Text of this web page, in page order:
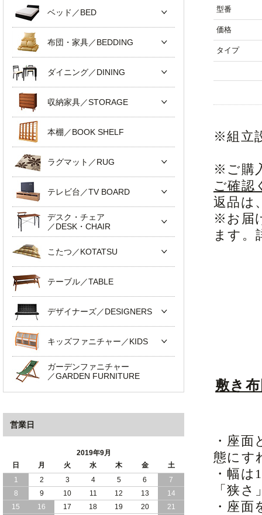
型番
価格
タイプ
※組立
※ご購
ご確認
返品は
※お届
ます。
敷き
・座
態にす
・幅
「狭
・座
ベッド／BED
布団・家具／BEDDING
ダイニング／DINING
収納家具／STORAGE
本棚／BOOK SHELF
ラグマット／RUG
テレビ台／TV BOARD
デスク・チェア
／DESK・CHAIR
こたつ／KOTATSU
テーブル／TABLE
デザイナーズ／DESIGNERS
キッズファニチャー／KIDS
ガーデンファニチャー
／GARDEN FURNITURE
営業日
2019年9月
日
月 火 水 木 金
土
1
2 3 4 5 6
7
8
9 10 11 12 13
14
15
16 17 18 19 20
21